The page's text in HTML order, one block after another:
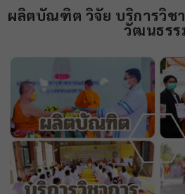
ผลิตบัณฑิต วิจัย บริการวิช
วัฒนธรร